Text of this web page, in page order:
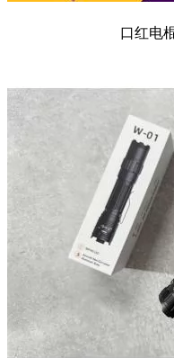
口红电